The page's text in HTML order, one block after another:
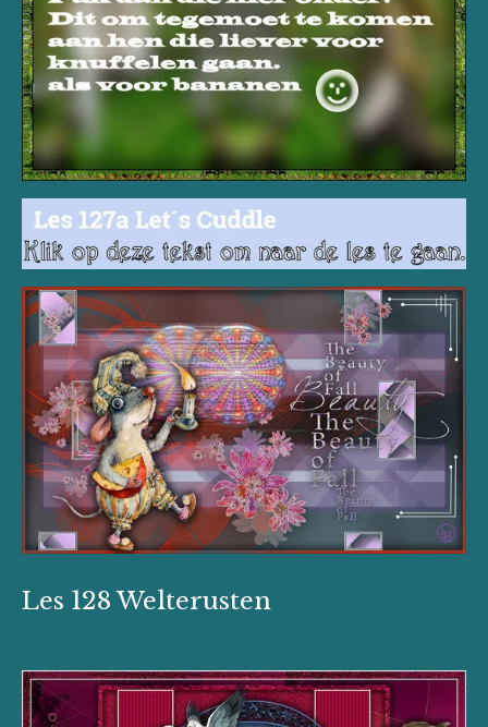
Les 128 Welterusten